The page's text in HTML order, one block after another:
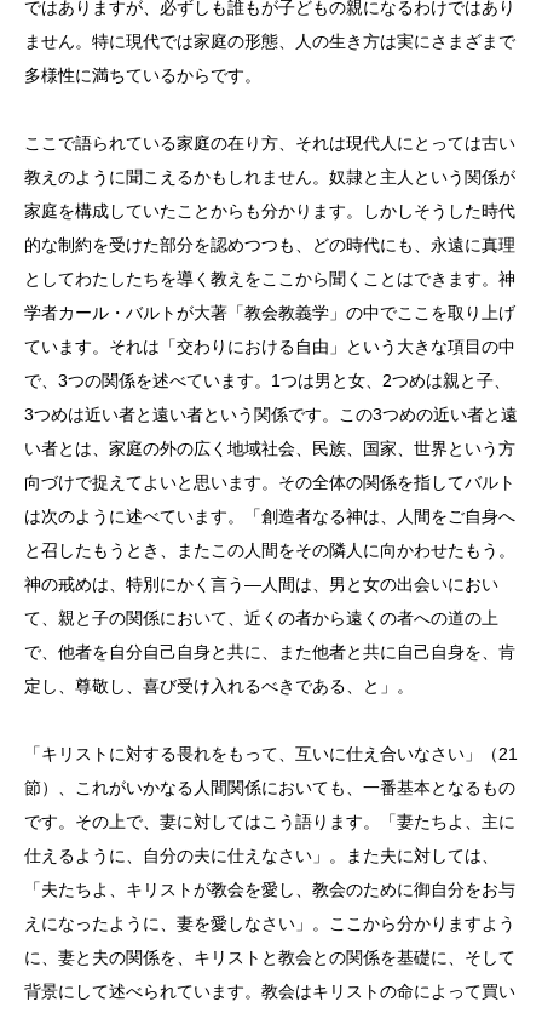
ではありますが、必ずしも誰もが子どもの親になるわけではあり
ません。特に現代では家庭の形態、人の生き方は実にさまざまで
多様性に満ちているからです。
ここで語られている家庭の在り方、それは現代人にとっては古い
教えのように聞こえるかもしれません。奴隷と主人という関係が
家庭を構成していたことからも分かります。しかしそうした時代
的な制約を受けた部分を認めつつも、どの時代にも、永遠に真理
としてわたしたちを導く教えをここから聞くことはできます。神
学者カール・バルトが大著「教会教義学」の中でここを取り上げ
ています。それは「交わりにおける自由」という大きな項目の中
で、 3つの関係を述べています。 1つは男と女、 2つめは親と子、
3つめは近い者と遠い者という関係です。この3つめの近い者と遠
い者とは、家庭の外の広く地域社会、民族、国家、世界という方
向づけで捉えてよいと思います。その全体の関係を指してバルト
は次のように述べています。「創造者なる神は、人間をご自身へ
と召したもうとき、またこの人間をその隣人に向かわせたもう。
神の戒めは、特別にかく言う―人間は、男と女の出会いにおい
て、親と子の関係において、近くの者から遠くの者への道の上
で、他者を自分自己自身と共に、また他者と共に自己自身を、肯
定し、尊敬し、喜び受け入れるべきである、と」。
「キリストに対する畏れをもって、互いに仕え合いなさい」（21
節）、これがいかなる人間関係においても、一番基本となるもの
です。その上で、妻に対してはこう語ります。「妻たちよ、主に
仕えるように、自分の夫に仕えなさい」。また夫に対しては、
「夫たちよ、キリストが教会を愛し、教会のために御自分をお与
えになったように、妻を愛しなさい」。ここから分かりますよう
に、妻と夫の関係を、キリストと教会との関係を基礎に、そして
背景にして述べられています。教会はキリストの命によって買い